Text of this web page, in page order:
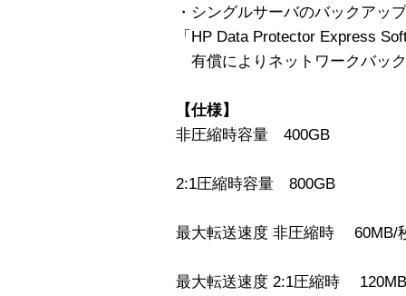
・シングルサーバのバックアッ
「HP Data Protector Express
有償によりネットワークバッ
【仕様】
非圧縮時容量 400GB
2:1圧縮時容量 800GB
最大転送速度 非圧縮時 60MB/
最大転送速度 2:1圧縮時